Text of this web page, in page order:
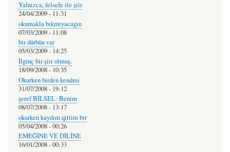
Yalnızca, felsefe ile şiir
24/04/2009 - 11:31
okumakla bıkmıyacagın
07/03/2009 - 11:08
bir dürbün var
05/03/2009 - 14:25
İlginç bir şiir olmuş.
18/09/2008 - 10:35
Okurken birden kendmi
31/07/2008 - 19:12
şeref BİLSEL: Benim
08/07/2008 - 13:17
okurken kaydım qittim bir
05/04/2008 - 00:26
EMEĞİNE VE DİLİNE
16/01/2008 - 00:33